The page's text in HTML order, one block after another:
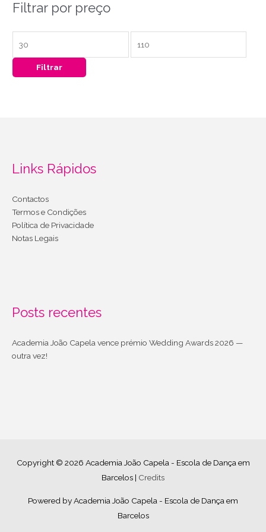
Filtrar por preço
Filtrar
Links Rápidos
Contactos
Termos e Condições
Política de Privacidade
Notas Legais
Posts recentes
Academia João Capela vence prémio Wedding Awards 2026 —
outra vez!
Copyright © 2026 Academia João Capela - Escola de Dança em
Barcelos | Credits
Powered byAcademia João Capela - Escola de Dança em
Barcelos